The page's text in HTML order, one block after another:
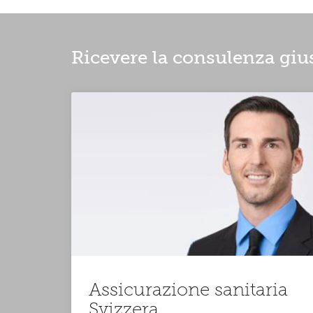
Ricevere la consulenza
Assicurazione sanitaria